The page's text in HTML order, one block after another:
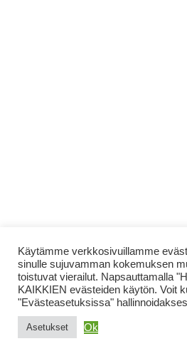
Käytämme verkkosivuillamme
sinulle sujuvamman kokemuksen
toistuvat vierailut. Napsauttamalla
KAIKKIEN evästeiden käytön. Voit
"Evästeasetuksissa"
Asetukset Ok